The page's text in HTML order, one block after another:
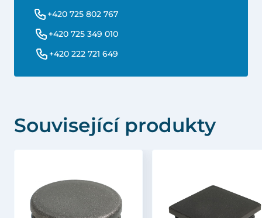
+420 725 802 767
+420 725 349 010
+420 222 721 649
Související produkty